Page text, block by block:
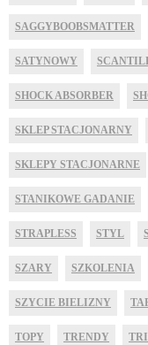
SAGGYBOOBSMATTER
SATYNOWY
SHOCK ABSORBER
SKLEP STACJONARNY
SKLEPY STACJONARNE
STANIKOWE GADANIE
STRAPLESS STYL
SZARY SZKOLENIA
SZYCIE BIELIZNY
TOPY TRENDY